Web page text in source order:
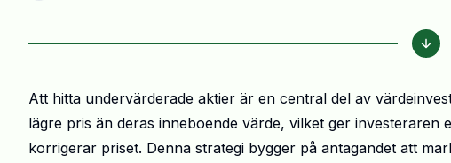
Att hitta undervärderade aktier är en central del av
lägre pris än deras inneboende värde, vilket ger
korrigerar priset. Denna strategi bygger på antagandet att